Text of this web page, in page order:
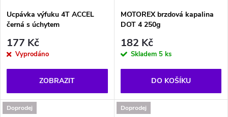
Ucpávka výfuku 4T ACCEL
černá s úchytem
177 Kč
Vyprodáno
ZOBRAZIT
MOTOREX brzdová kapalina
DOT 4 250g
182 Kč
Skladem 5 ks
DO KOŠÍKU
Doprodej Doprodej